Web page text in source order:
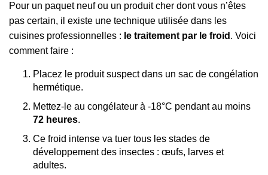
Pour un paquet neuf ou un produit cher dont vous n’êtes
pas certain, il existe une technique utilisée dans les
cuisines professionnelles : le traitement par le froid . Voici
comment faire :
Placez le produit suspect dans un sac de congélation
hermétique.
Mettez-le au congélateur à -18°C pendant au moins
72 heures.
Ce froid intense va tuer tous les stades de
développement des insectes : œufs, larves et
adultes.